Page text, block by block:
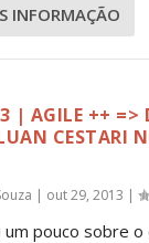
INFORMAÇÃO
| AGILE ++ =>
CESTARI
| out 29, 2013 |
um pouco sobre